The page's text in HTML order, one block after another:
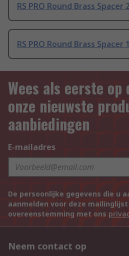
RS PRO Round Brass Spacer
RS PRO Round Brass Spacer
Wees als eerste op
onze nieuwste
aanbiedingen
E-mailadres
De persoonlijke gegevens die u
aanmelden voor deze
overeenstemming met ons
Neem contact op